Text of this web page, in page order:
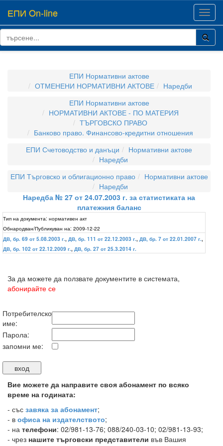
ЕПИ On-line
ЕПИ Нормативни актове
ОТМЕНЕНИ НОРМАТИВНИ АКТОВЕ
Наредби
ЕПИ Нормативни актове
НОРМАТИВНИ АКТОВЕ - ПО МАТЕРИЯ
ТЪРГОВСКО ПРАВО
Банково право. Финансово-кредитни отношения
ЕПИ Счетоводство и данъци
Нормативни актове
Наредби
ЕПИ Търговско и облигационно право
Нормативни актове
Наредби
Наредба № 27 от 24.07.2003 г. за статистиката на
платежния баланс
Тип на документа: нормативен акт
Обнародван/Публикуван на: 2009-12-22
ДВ, бр. 69 от 5.08.2003 г., ДВ, бр. 111 от 22.12.2003 г., ДВ, бр. 7 от 22.01.2007 г.,
ДВ, бр. 102 от 22.12.2009 г., ДВ, бр. 27 от 25.3.2014 г.
За да можете да ползвате документите в системата,
абонирайте се
Потребителско
име:
Парола:
запомни ме:
Вие можете да направите своя абонамент по всяко
време на годината:
- със завяка за абонамент;
- в офиса на издателството;
- на телефони: 02/981-13-76; 088/240-03-10; 02/981-13-93;
- чрез нашите търговски представители във Вашия